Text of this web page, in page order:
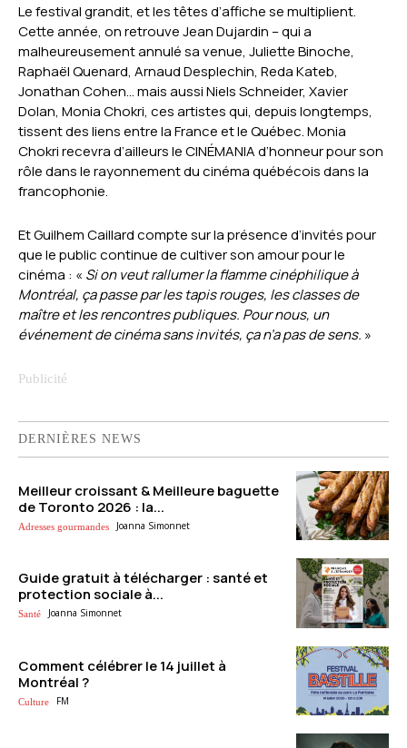
Le festival grandit, et les têtes d’affiche se multiplient.
Cette année, on retrouve Jean Dujardin – qui a
malheureusement annulé sa venue, Juliette Binoche,
Raphaël Quenard, Arnaud Desplechin, Reda Kateb,
Jonathan Cohen… mais aussi Niels Schneider, Xavier
Dolan, Monia Chokri, ces artistes qui, depuis longtemps,
tissent des liens entre la France et le Québec. Monia
Chokri recevra d’ailleurs le CINÉMANIA d’honneur pour son
rôle dans le rayonnement du cinéma québécois dans la
francophonie.
Et Guilhem Caillard compte sur la présence d’invités pour
que le public continue de cultiver son amour pour le
cinéma : « Si on veut rallumer la flamme cinéphilique à
Montréal, ça passe par les tapis rouges, les classes de
maître et les rencontres publiques. Pour nous, un
événement de cinéma sans invités, ça n’a pas de sens. »
DERNIÈRES NEWS
Meilleur croissant & Meilleure baguette
de Toronto 2026 : la...
Adresses gourmandes Joanna Simonnet
Guide gratuit à télécharger : santé et
protection sociale à...
Santé Joanna Simonnet
Comment célébrer le 14 juillet à
Montréal ?
Culture FM